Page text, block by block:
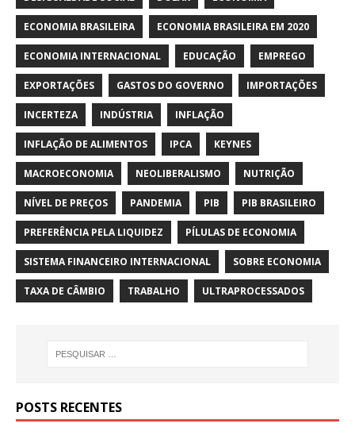
ECONOMIA BRASILEIRA ECONOMIA BRASILEIRA EM 2020
ECONOMIA INTERNACIONAL EDUCAÇÃO EMPREGO
EXPORTAÇÕES GASTOS DO GOVERNO IMPORTAÇÕES
INCERTEZA INDÚSTRIA INFLAÇÃO
INFLAÇÃO DE ALIMENTOS IPCA KEYNES
MACROECONOMIA NEOLIBERALISMO NUTRIÇÃO
NÍVEL DE PREÇOS PANDEMIA PIB PIB BRASILEIRO
PREFERÊNCIA PELA LIQUIDEZ PÍLULAS DE ECONOMIA
SISTEMA FINANCEIRO INTERNACIONAL SOBRE ECONOMIA
TAXA DE CÂMBIO TRABALHO ULTRAPROCESSADOS
POSTS RECENTES